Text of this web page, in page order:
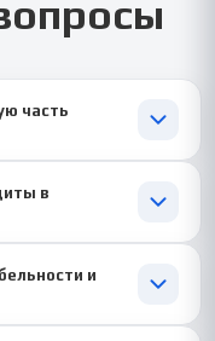
часть
расчётные и
в
доработок.и